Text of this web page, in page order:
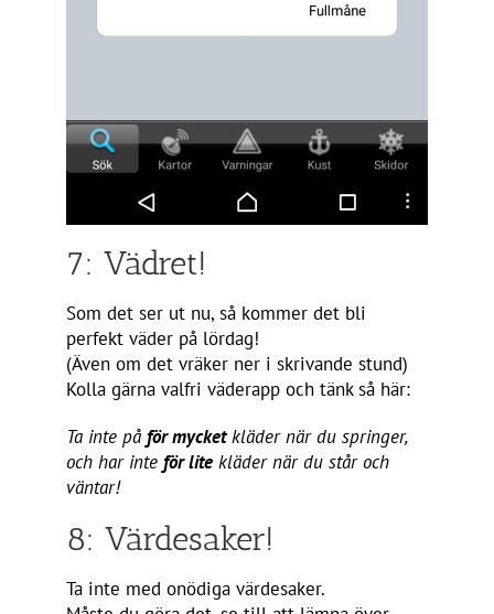
7: Vädret!
Som det ser ut nu, så kommer det bli
perfekt väder på lördag!
(Även om det vräker ner i skrivande stund)
Kolla gärna valfri väderapp och tänk så här:
Ta inte på för mycketkläder när du springer,
och har inte för lite kläder när du står och
väntar!
8: Värdesaker!
Ta inte med onödiga värdesaker.